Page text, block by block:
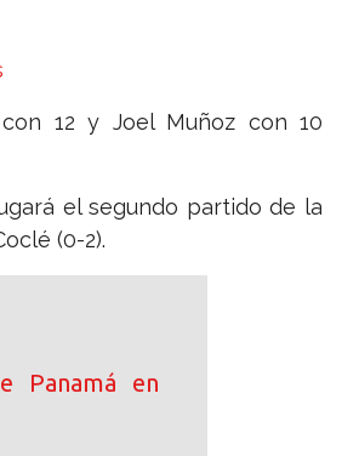
12 y Joel Muñoz con 10
el segundo partido de la
(0-2).
Panamá en